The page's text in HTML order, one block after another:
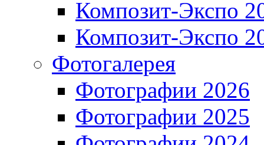
Композит-Экспо
Композит-Экспо
Фотогалерея
Фотографии 2026
Фотографии 2025